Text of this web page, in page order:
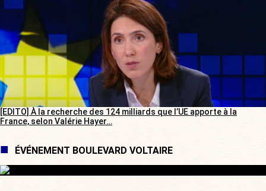
[EDITO] À la recherche des 124 milliards que l’UE apporte à la
France, selon Valérie Hayer…
ÉVÉNEMENT BOULEVARD VOLTAIRE